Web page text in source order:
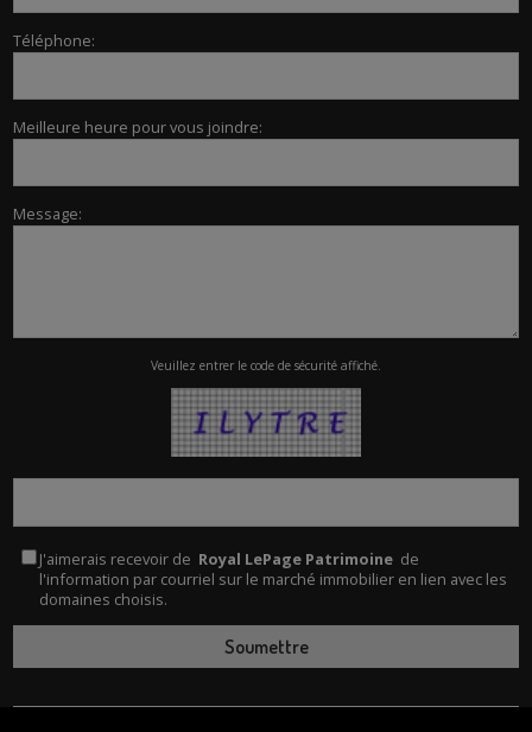
Téléphone:
Meilleure heure pour vous joindre:
Message:
Veuillez entrer le code de sécurité affiché.
J'aimerais recevoir de Royal LePage Patrimoine de
l'information par courriel sur le marché immobilier en lien avec les
domaines choisis.